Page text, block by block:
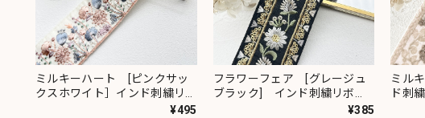
ミルキーハート [ピンクサッ
クスホワイト］インド刺繍リボ
¥495
フラワーフェア [グレージュ
ブラック] インド刺繍リボ
¥385
ミル
ド刺